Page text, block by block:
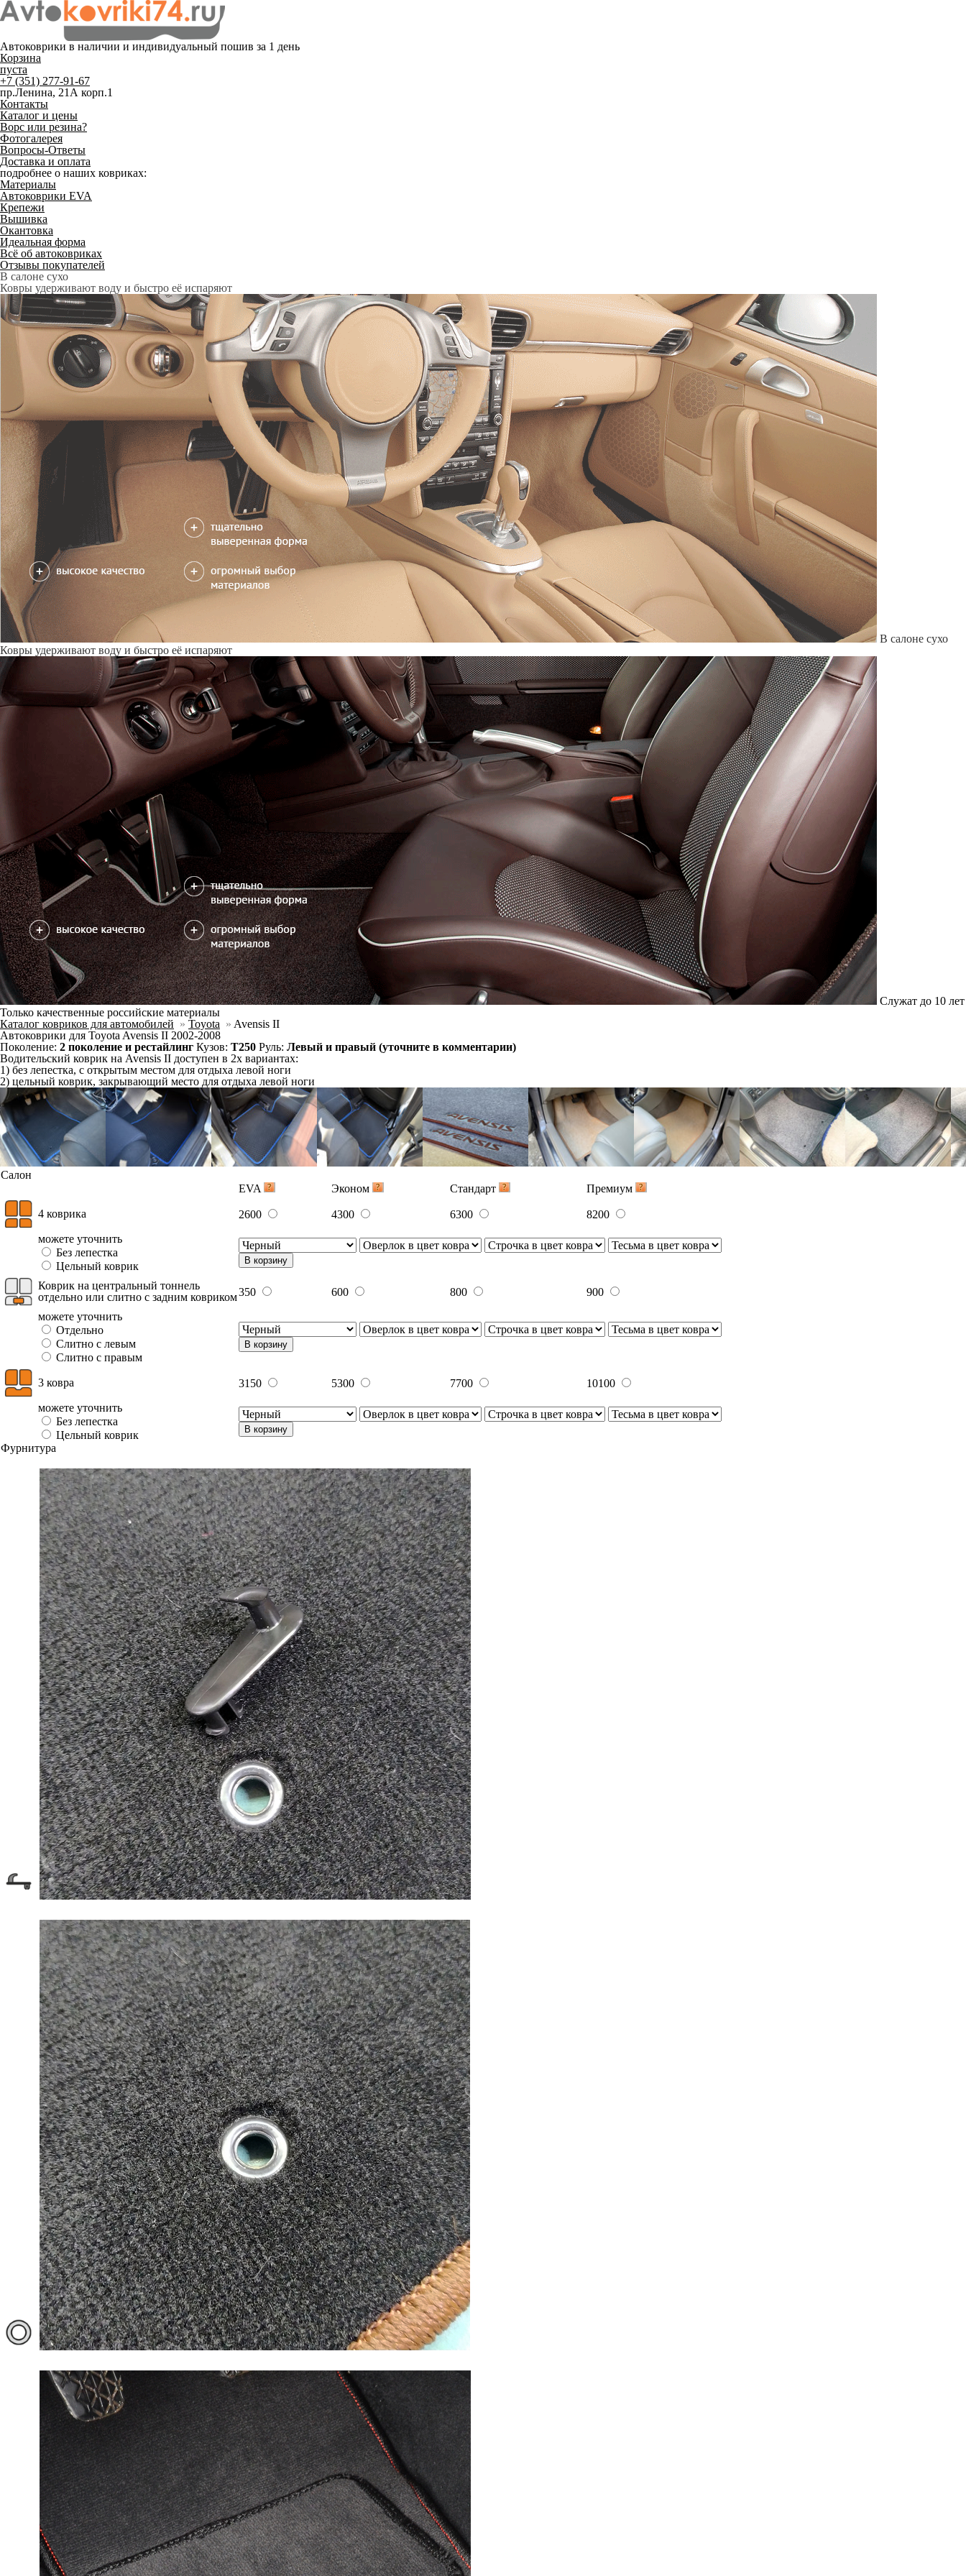
Автоковрики в наличии и индивидуальный пошив за 1 день
Корзина
пуста
+7 (351) 277-91-67
пр.Ленина, 21А корп.1
Контакты
Каталог и цены
Ворс или резина?
Фотогалерея
Вопросы-Ответы
Доставка и оплата
подробнее о наших ковриках:
Материалы
Автоковрики EVA
Крепежи
Вышивка
Окантовка
Идеальная форма
Всё об автоковриках
Отзывы покупателей
Служат до 10 лет
Только качественные российские материалы
Служат до 10 лет
Только качественные российские материалы
Каталог ковриков для автомобилей
» Toyota »
Avensis II
Автоковрики для Toyota Avensis II 2002-2008
Поколение:
2 поколение и рестайлинг Кузов: T250 Руль:Левый и правый (уточните в комментарии)
Водительский коврик на Avensis II доступен в 2х вариантах:
1) без лепестка, с открытым местом для отдыха левой ноги
2) цельный коврик, закрывающий место для отдыха левой ноги
EVA
Стандарт Премиум
4 коврика 2600 4300
можете уточнить
Без лепестка
Цельный коврик
В корзину
Коврик на центральный тоннель
отдельно или слитно с задним ковриком350 600 800
900
можете уточнить
Отдельно
Слитно с левым
Слитно с правым
В корзину
3 ковра 3150
можете уточнить
Без лепестка
Цельный коврик
В корзину
Фурнитура